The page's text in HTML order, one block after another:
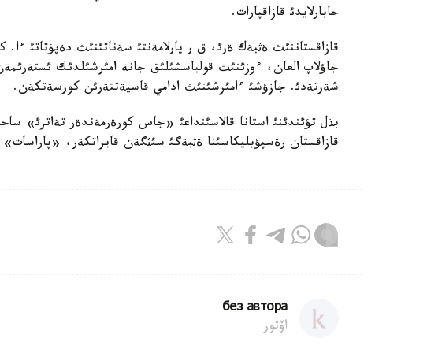
حابارلايدئ قازاقپارات.
قازاقستاننئث ةثبةك ةرئ، ق ر پارلامةنتئ سةناتئنئث دةپؤتاتئ
جاؤلاپ العان، ءوزئنئث قولباسشئلئق جانة امئرشئلدئك
شةرتةدئ. جازؤشئ ءامئرشئنئث ادامي قاسيةتتةرئن كورسةتكةن.
بذل تؤئندئنئ استانا قالاسئنداعئ «جاس كورةرمةندةر تةاترئ»
قازاقستان رةسپؤبليكاسئنا ةثبةگئ سئثگةن قايراتكةر،
без автора
اۆتور